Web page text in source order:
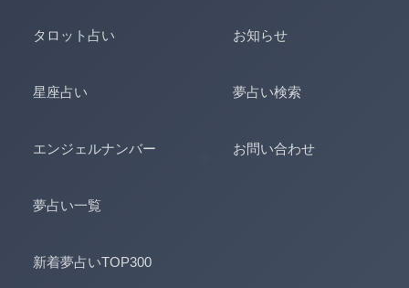
タロット占い
星座占い
エンジェルナンバー
夢占い一覧
新着夢占いTOP300
お知らせ
夢占い検索
お問い合わせ